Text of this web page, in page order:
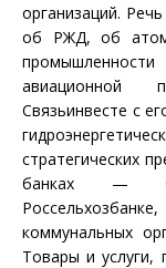
организаций.
об РЖД, об
авиационной
Связьинвесте с
стратегических
банках —
коммунальных
Товары и услуги,